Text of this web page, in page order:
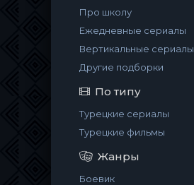
Про школу
Ежедневные сериалы
Вертикальные сериалы
Другие подборки
По типу
Турецкие сериалы
Турецкие фильмы
Жанры
Боевик